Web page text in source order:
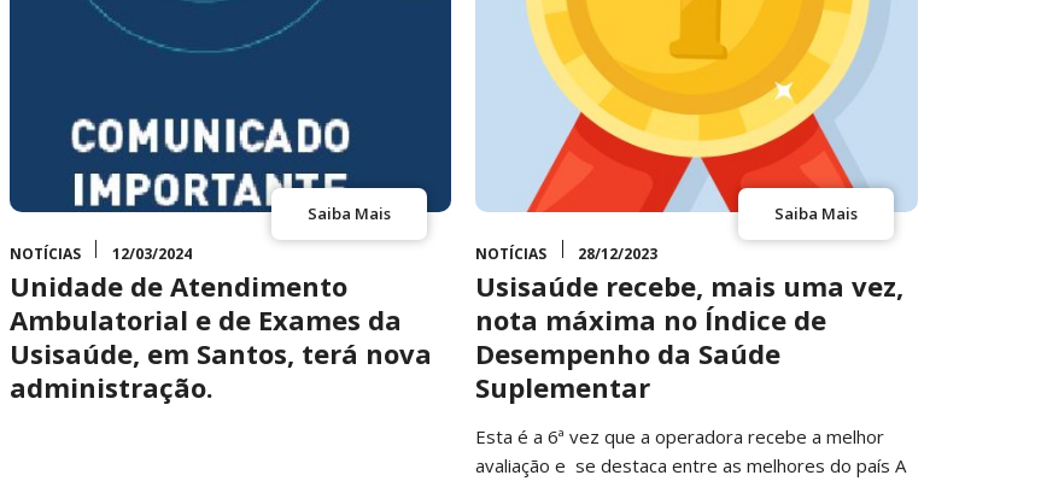
Saiba Mais
NOTÍCIAS 12/03/2024
Unidade de Atendimento
Ambulatorial e de Exames da
Usisaúde, em Santos, terá nova
administração.
Saiba Mais
NOTÍCIAS 28/12/2023
Usisaúde recebe, mais uma vez,
nota máxima no Índice de
Desempenho da Saúde
Suplementar
Esta é a 6ª vez que a operadora recebe a melhor
avaliação e se destaca entre as melhores do país A